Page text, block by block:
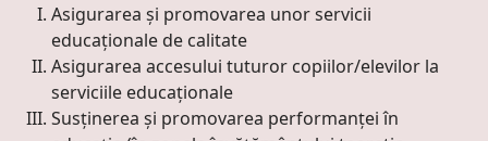
Asigurarea şi promovarea unor servicii
educaţionale de calitate
Asigurarea accesului tuturor copiilor/elevilor la
serviciile educaţionale
Susţinerea şi promovarea performanţei în